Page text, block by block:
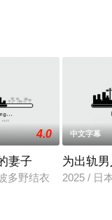
4.0
妻子
多野结衣
中文字幕
为出轨
2025 / 日